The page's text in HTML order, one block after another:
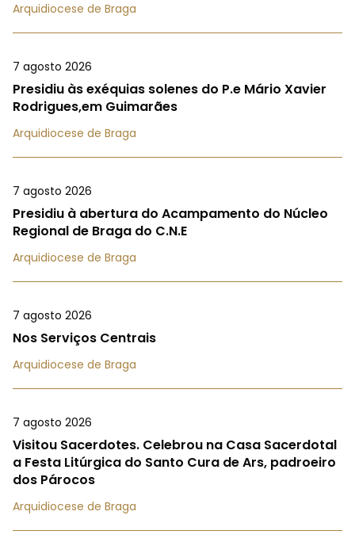
Arquidiocese de Braga
7 agosto 2026
Presidiu às exéquias solenes do P.e Mário Xavier
Rodrigues,em Guimarães
Arquidiocese de Braga
7 agosto 2026
Presidiu à abertura do Acampamento do Núcleo
Regional de Braga do C.N.E
Arquidiocese de Braga
7 agosto 2026
Nos Serviços Centrais
Arquidiocese de Braga
7 agosto 2026
Visitou Sacerdotes. Celebrou na Casa Sacerdotal
a Festa Litúrgica do Santo Cura de Ars, padroeiro
dos Párocos
Arquidiocese de Braga